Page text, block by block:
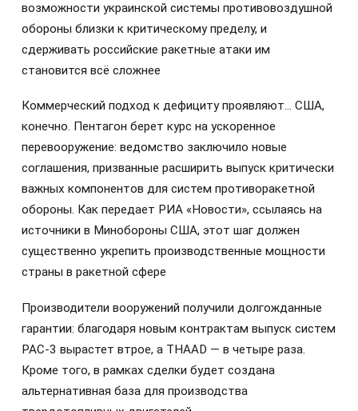
возможности украинской системы противовоздушной
обороны близки к критическому пределу, и
сдерживать российские ракетные атаки им
становится всё сложнее
Коммерческий подход к дефициту проявляют… США,
конечно. Пентагон берет курс на ускоренное
перевооружение: ведомство заключило новые
соглашения, призванные расширить выпуск критически
важных компонентов для систем противоракетной
обороны. Как передает РИА «Новости», ссылаясь на
источники в Минобороны США, этот шаг должен
существенно укрепить производственные мощности
страны в ракетной сфере
Производители вооружений получили долгожданные
гарантии: благодаря новым контрактам выпуск систем
PAC-3 вырастет втрое, а THAAD — в четыре раза.
Кроме того, в рамках сделки будет создана
альтернативная база для производства